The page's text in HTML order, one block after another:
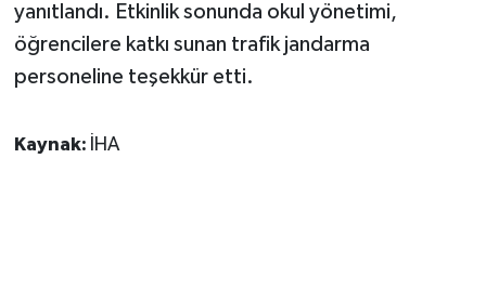
yanıtlandı. Etkinlik sonunda okul yönetimi,
öğrencilere katkı sunan trafik jandarma
personeline teşekkür etti.
Kaynak: İHA